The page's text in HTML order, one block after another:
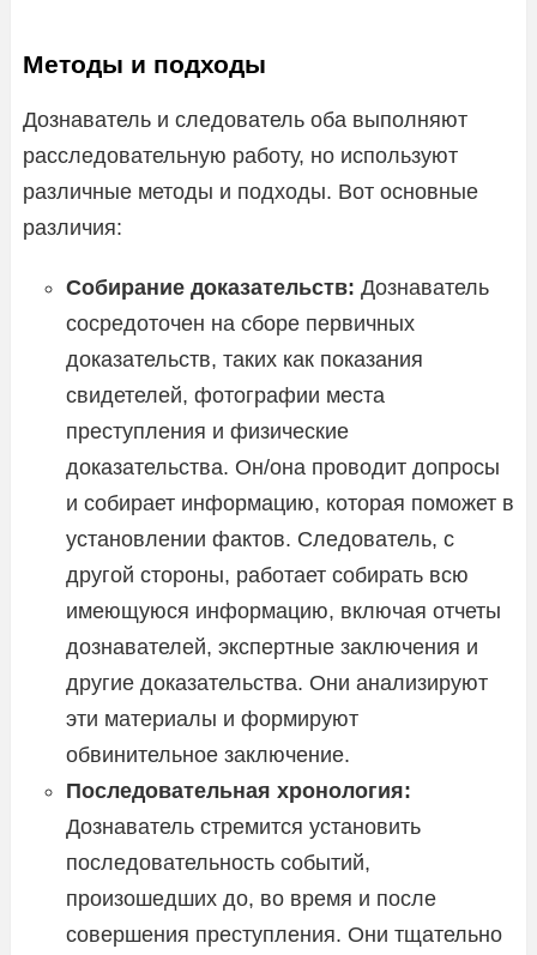
Методы и подходы
Дознаватель и следователь оба выполняют
расследовательную работу, но используют
различные методы и подходы. Вот основные
различия:
Собирание доказательств: Дознаватель
сосредоточен на сборе первичных
доказательств, таких как показания
свидетелей, фотографии места
преступления и физические
доказательства. Он/она проводит допросы
и собирает информацию, которая поможет в
установлении фактов. Следователь, с
другой стороны, работает собирать всю
имеющуюся информацию, включая отчеты
дознавателей, экспертные заключения и
другие доказательства. Они анализируют
эти материалы и формируют
обвинительное заключение.
Последовательная хронология:
Дознаватель стремится установить
последовательность событий,
произошедших до, во время и после
совершения преступления. Они тщательно